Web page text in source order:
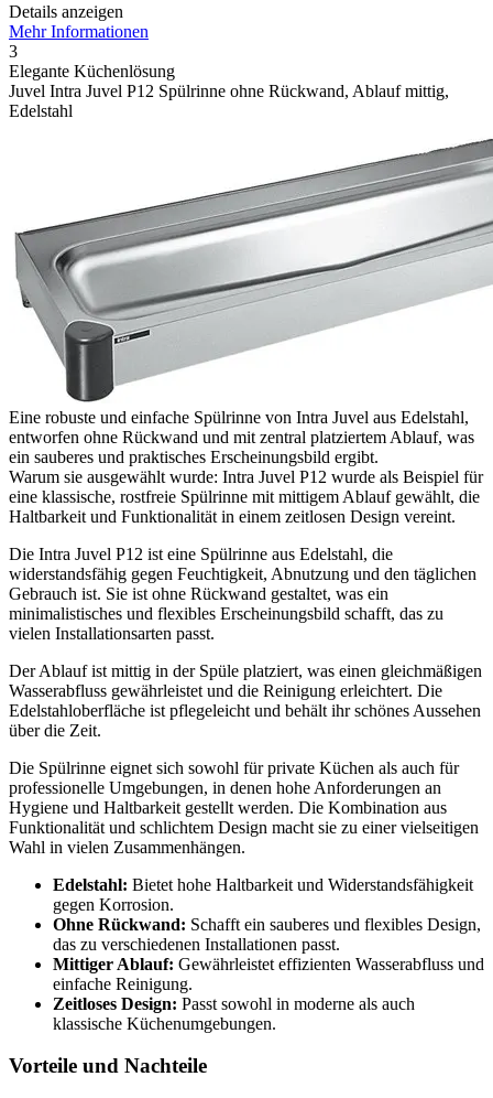
Details anzeigen
Mehr Informationen
3
Elegante Küchenlösung
Juvel Intra Juvel P12 Spülrinne ohne Rückwand, Ablauf mittig,
Edelstahl
Eine robuste und einfache Spülrinne von Intra Juvel aus Edelstahl,
entworfen ohne Rückwand und mit zentral platziertem Ablauf, was
ein sauberes und praktisches Erscheinungsbild ergibt.
Warum sie ausgewählt wurde: Intra Juvel P12 wurde als Beispiel für
eine klassische, rostfreie Spülrinne mit mittigem Ablauf gewählt, die
Haltbarkeit und Funktionalität in einem zeitlosen Design vereint.
Die Intra Juvel P12 ist eine Spülrinne aus Edelstahl, die
widerstandsfähig gegen Feuchtigkeit, Abnutzung und den täglichen
Gebrauch ist. Sie ist ohne Rückwand gestaltet, was ein
minimalistisches und flexibles Erscheinungsbild schafft, das zu
vielen Installationsarten passt.
Der Ablauf ist mittig in der Spüle platziert, was einen gleichmäßigen
Wasserabfluss gewährleistet und die Reinigung erleichtert. Die
Edelstahloberfläche ist pflegeleicht und behält ihr schönes Aussehen
über die Zeit.
Die Spülrinne eignet sich sowohl für private Küchen als auch für
professionelle Umgebungen, in denen hohe Anforderungen an
Hygiene und Haltbarkeit gestellt werden. Die Kombination aus
Funktionalität und schlichtem Design macht sie zu einer vielseitigen
Wahl in vielen Zusammenhängen.
Edelstahl: Bietet hohe Haltbarkeit und Widerstandsfähigkeit
gegen Korrosion.
Ohne Rückwand: Schafft ein sauberes und flexibles Design,
das zu verschiedenen Installationen passt.
Mittiger Ablauf: Gewährleistet effizienten Wasserabfluss und
einfache Reinigung.
Zeitloses Design: Passt sowohl in moderne als auch
klassische Küchenumgebungen.
Vorteile und Nachteile